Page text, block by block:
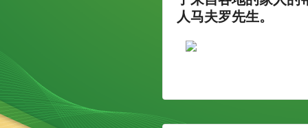
人马夫罗先生。